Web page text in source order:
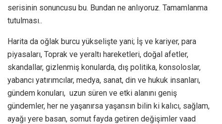
serisinin sonuncusu bu. Bundan ne anlıyoruz. Tamamlanma
tutulması..
Harita da oğlak burcu yükselişte yani; İş ve kariyer, para
piyasaları, Toprak ve yeraltı hareketleri, doğal afetler,
skandallar, gizlenmiş konularda, dış politika, konsoloslar,
yabancı yatırımcılar, medya, sanat, din ve hukuk insanları,
gündem konuları, uzun süren ve etki alanını geniş
gündemler, her ne yaşanırsa yaşansın bilin ki kalıcı, sağlam,
ayağı yere basan, somut fayda getiren değişimler vaad